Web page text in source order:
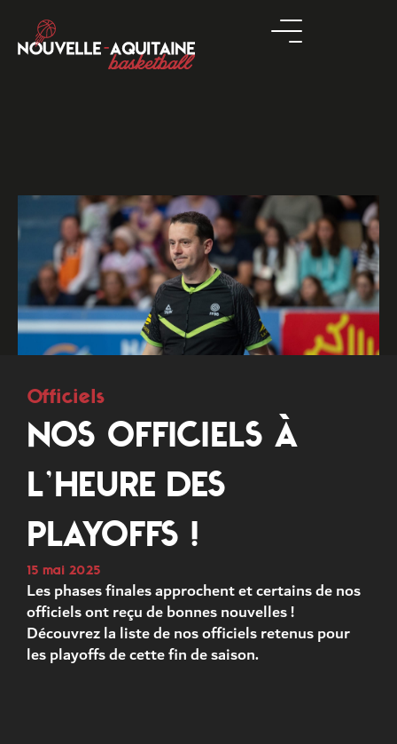
Officiels
NOS OFFICIELS À
L’HEURE DES
PLAYOFFS !
15 mai 2025
Les phases finales approchent et certains de nos
officiels ont reçu de bonnes nouvelles !
Découvrez la liste de nos officiels retenus pour
les playoffs de cette fin de saison.